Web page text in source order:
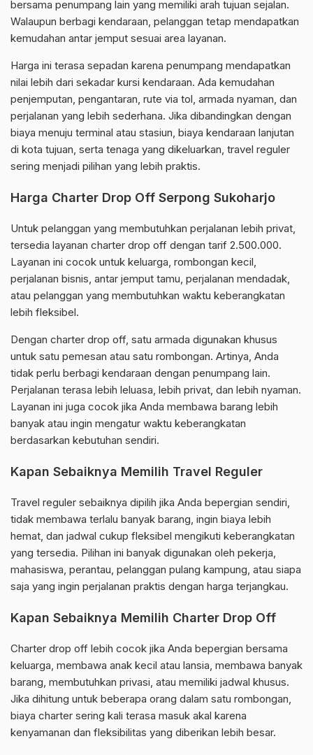
bersama penumpang lain yang memiliki arah tujuan sejalan.
Walaupun berbagi kendaraan, pelanggan tetap mendapatkan
kemudahan antar jemput sesuai area layanan.
Harga ini terasa sepadan karena penumpang mendapatkan
nilai lebih dari sekadar kursi kendaraan. Ada kemudahan
penjemputan, pengantaran, rute via tol, armada nyaman, dan
perjalanan yang lebih sederhana. Jika dibandingkan dengan
biaya menuju terminal atau stasiun, biaya kendaraan lanjutan
di kota tujuan, serta tenaga yang dikeluarkan, travel reguler
sering menjadi pilihan yang lebih praktis.
Harga Charter Drop Off Serpong Sukoharjo
Untuk pelanggan yang membutuhkan perjalanan lebih privat,
tersedia layanan charter drop off dengan tarif 2.500.000.
Layanan ini cocok untuk keluarga, rombongan kecil,
perjalanan bisnis, antar jemput tamu, perjalanan mendadak,
atau pelanggan yang membutuhkan waktu keberangkatan
lebih fleksibel.
Dengan charter drop off, satu armada digunakan khusus
untuk satu pemesan atau satu rombongan. Artinya, Anda
tidak perlu berbagi kendaraan dengan penumpang lain.
Perjalanan terasa lebih leluasa, lebih privat, dan lebih nyaman.
Layanan ini juga cocok jika Anda membawa barang lebih
banyak atau ingin mengatur waktu keberangkatan
berdasarkan kebutuhan sendiri.
Kapan Sebaiknya Memilih Travel Reguler
Travel reguler sebaiknya dipilih jika Anda bepergian sendiri,
tidak membawa terlalu banyak barang, ingin biaya lebih
hemat, dan jadwal cukup fleksibel mengikuti keberangkatan
yang tersedia. Pilihan ini banyak digunakan oleh pekerja,
mahasiswa, perantau, pelanggan pulang kampung, atau siapa
saja yang ingin perjalanan praktis dengan harga terjangkau.
Kapan Sebaiknya Memilih Charter Drop Off
Charter drop off lebih cocok jika Anda bepergian bersama
keluarga, membawa anak kecil atau lansia, membawa banyak
barang, membutuhkan privasi, atau memiliki jadwal khusus.
Jika dihitung untuk beberapa orang dalam satu rombongan,
biaya charter sering kali terasa masuk akal karena
kenyamanan dan fleksibilitas yang diberikan lebih besar.